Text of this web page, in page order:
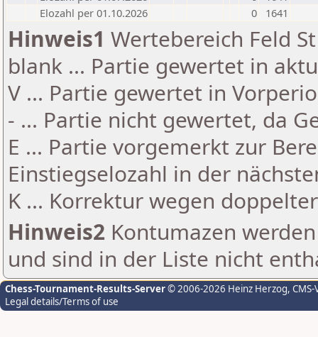
Elozahl per 01.10.2026
0 1641
Hinweis1 Wertebereich Feld
blank ... Partie gewertet in
V ... Partie gewertet in
- ... Partie nicht gewertet, da
E ... Partie vorgemerkt zur
Einstiegselozahl in der
K ... Korrektur wegen
Hinweis2 Kontumazen
und sind in der Liste nicht
Chess-Tournament-Results-Server© 2006-2026 Heinz Herzog,
Legal details/Terms of use